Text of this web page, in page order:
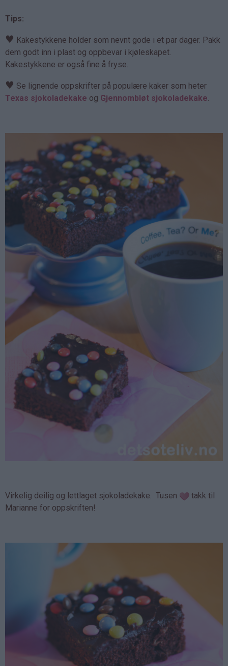
Tips:
♥ Kakestykkene holder som nevnt gode i et par dager. Pakk
dem godt inn i plast og oppbevar i kjøleskapet.
Kakestykkene er også fine å fryse.
♥ Se lignende oppskrifter på populære kaker som heter
Texas sjokoladekake og Gjennombløt sjokoladekake.
Virkelig deilig og lettlaget sjokoladekake. Tusen
takk til
Marianne for oppskriften!